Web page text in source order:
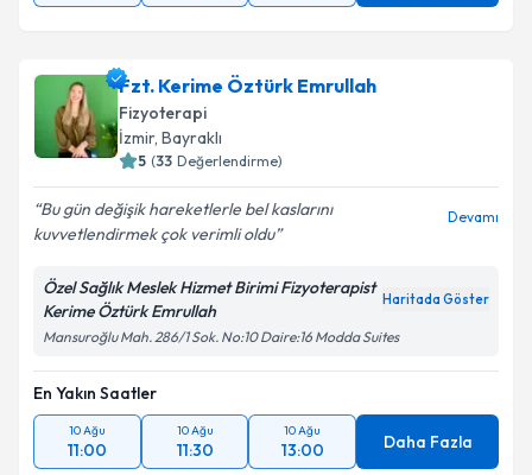
Fzt. Kerime Öztürk Emrullah
Fizyoterapi
İzmir, Bayraklı
5 (33 Değerlendirme)
Bu gün değişik hareketlerle bel kaslarını
kuvvetlendirmek çok verimli oldu
Devamı
Özel Sağlık Meslek Hizmet Birimi Fizyoterapist
Kerime Öztürk Emrullah
Haritada Göster
Mansuroğlu Mah. 286/1 Sok. No:10 Daire:16 Modda Suites
En Yakın Saatler
10 Ağu
11:00
10 Ağu
11:30
10 Ağu
13:00 Daha Fazla